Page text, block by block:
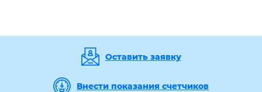
Оставить заявку
Внести показания счетчиков